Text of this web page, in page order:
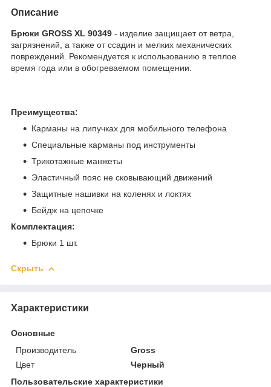
Описание
Брюки GROSS XL 90349 - изделие защищает от ветра,
загрязнений, а также от ссадин и мелких механических
повреждений. Рекомендуется к использованию в теплое
время года или в обогреваемом помещении.
Преимущества:
Карманы на липучках для мобильного телефона
Специальные карманы под инструменты
Трикотажные манжеты
Эластичный пояс не сковывающий движений
Защитные нашивки на коленях и локтях
Бейдж на цепочке
Комплектация:
Брюки 1 шт.
Скрыть
Характеристики
Основные
Производитель
Gross
Цвет
Черный
Пользовательские характеристики